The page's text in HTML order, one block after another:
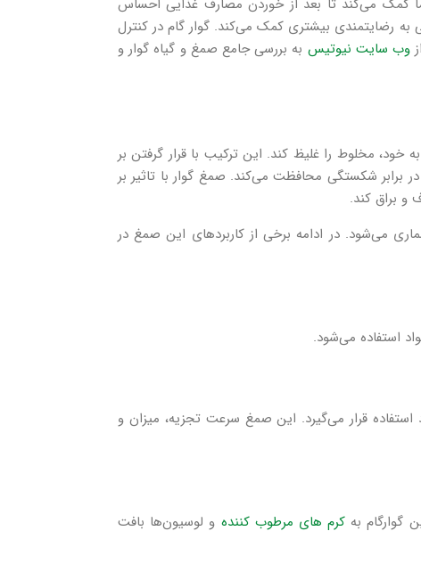
کمک می‌کند تا بعد از خوردن مصارف غذایی احساس
رضایتمندی بیشتری کمک می‌کند. گوار گام در کنترل
وب سایت نیوتیس به بررسی جامع صمغ و گیاه گوار و
مخلوط را غلیظ کند. این ترکیب با قرار گرفتن بر
برابر شکستگی محافظت می‌کند. صمغ گوار با تاثیر بر
و براق کند.
می‌شود. در ادامه برخی از کاربردهای این صمغ در
استفاده می‌شود.
قرار می‌گیرد. این صمغ سرعت تجزیه، میزان و
به کرم‌ های مرطوب کننده و لوسیون‌ها بافت